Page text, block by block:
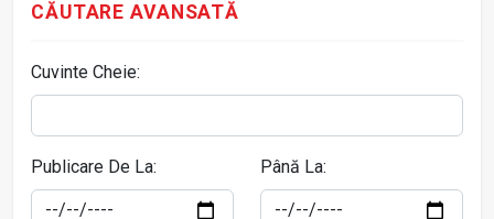
CĂUTARE AVANSATĂ
Cuvinte Cheie:
Publicare De La: Până La: